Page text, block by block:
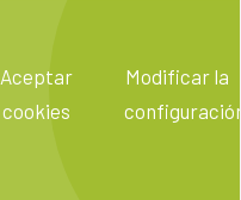
Aceptar
cookies
Modificar la